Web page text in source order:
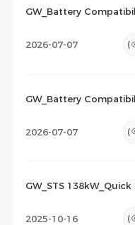
GW_Battery
2026-07-07 (
GW_Battery
2026-07-07 (
GW_STS
2025-10-16 (